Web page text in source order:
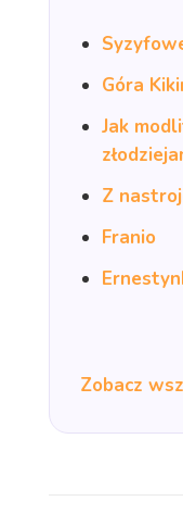
Góra
Jak
Z
Franio
Zobacz